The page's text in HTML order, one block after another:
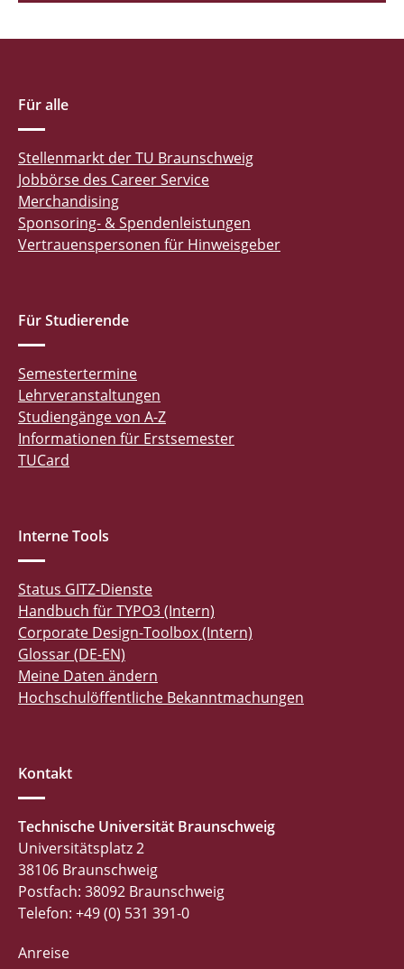
Für alle
Stellenmarkt der TU Braunschweig
Jobbörse des Career Service
Merchandising
Sponsoring- & Spendenleistungen
Vertrauenspersonen für Hinweisgeber
Für Studierende
Semestertermine
Lehrveranstaltungen
Studiengänge von A-Z
Informationen für Erstsemester
TUCard
Interne Tools
Status GITZ-Dienste
Handbuch für TYPO3 (Intern)
Corporate Design-Toolbox (Intern)
Glossar (DE-EN)
Meine Daten ändern
Hochschulöffentliche Bekanntmachungen
Kontakt
Technische Universität Braunschweig
Universitätsplatz 2
38106 Braunschweig
Postfach: 38092 Braunschweig
Telefon: +49 (0) 531 391-0
Anreise